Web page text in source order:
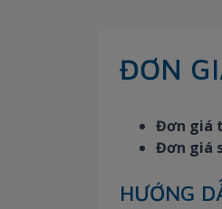
ĐƠN
Đơn giá
Đơn giá
HƯỚNG